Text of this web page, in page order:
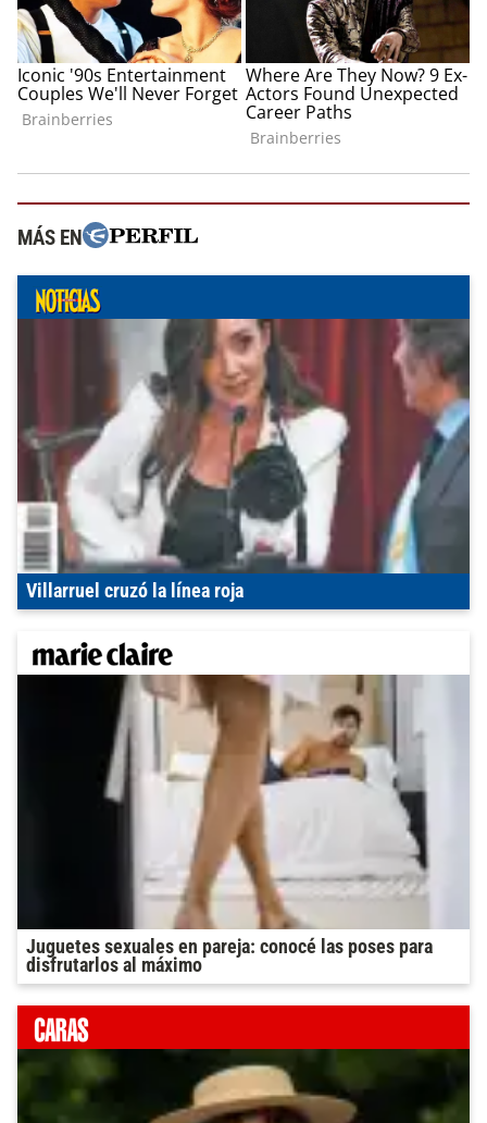
MÁS EN
Villarruel cruzó la línea roja
Juguetes sexuales en pareja: conocé las poses para
disfrutarlos al máximo